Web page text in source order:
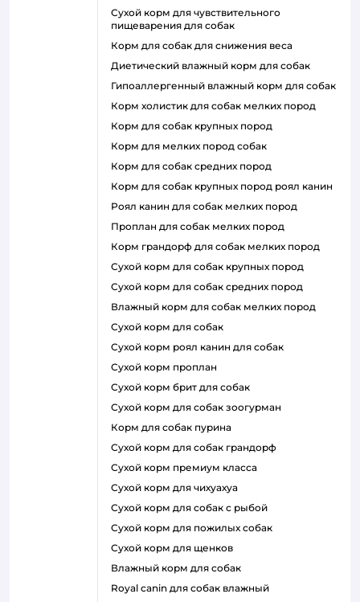
сухой корм для чувствительного
пищеварения для собак
корм для собак для снижения веса
диетический влажный корм для собак
гипоаллергенный влажный корм для собак
корм холистик для собак мелких пород
корм для собак крупных пород
корм для мелких пород собак
корм для собак средних пород
корм для собак крупных пород роял канин
роял канин для собак мелких пород
проплан для собак мелких пород
корм грандорф для собак мелких пород
сухой корм для собак крупных пород
сухой корм для собак средних пород
влажный корм для собак мелких пород
сухой корм для собак
сухой корм роял канин для собак
сухой корм проплан
сухой корм брит для собак
сухой корм для собак зоогурман
корм для собак пурина
сухой корм для собак грандорф
сухой корм премиум класса
сухой корм для чихуахуа
сухой корм для собак с рыбой
сухой корм для пожилых собак
сухой корм для щенков
влажный корм для собак
royal canin для собак влажный